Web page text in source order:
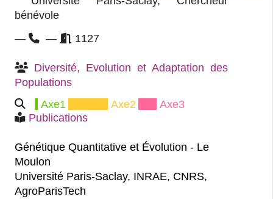
bénévole
—
— 1127
Diversité, Evolution et Adaptation des
Populations
Axe1 Axe2 Axe3
Publications
Génétique Quantitative et Évolution - Le
Moulon
Université Paris-Saclay, INRAE, CNRS,
AgroParisTech